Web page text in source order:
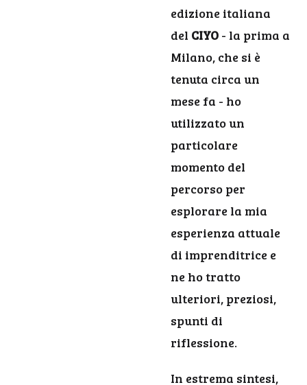
edizione italiana
del CIYO - la prima a
Milano, che si è
tenuta circa un
mese fa - ho
utilizzato un
particolare
momento del
percorso per
esplorare la mia
esperienza attuale
di imprenditrice e
ne ho tratto
ulteriori, preziosi,
spunti di
riflessione.
In estrema sintesi,